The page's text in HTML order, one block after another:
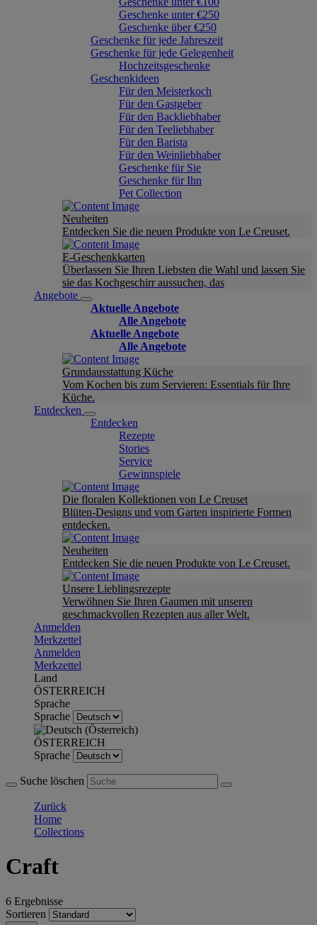
Geschenke unter €250
Geschenke über €250
Geschenke für jede Jahreszeit
Geschenke für jede Gelegenheit
Hochzeitsgeschenke
Geschenkideen
Für den Meisterkoch
Für den Gastgeber
Für den Backliebhaber
Für den Teeliebhaber
Für den Barista
Für den Weinliebhaber
Geschenke für Sie
Geschenke für Ihn
Pet Collection
Neuheiten
Entdecken Sie die neuen Produkte von Le Creuset.
E-Geschenkkarten
Überlassen Sie Ihren Liebsten die Wahl und lassen Sie
sie das Kochgeschirr aussuchen, das
Angebote
Aktuelle Angebote
Alle Angebote
Aktuelle Angebote
Alle Angebote
Grundausstattung Küche
Vom Kochen bis zum Servieren: Essentials für Ihre
Küche.
Entdecken
Entdecken
Rezepte
Stories
Service
Gewinnspiele
Die floralen Kollektionen von Le Creuset
Blüten-Designs und vom Garten inspirierte Formen
entdecken.
Neuheiten
Entdecken Sie die neuen Produkte von Le Creuset.
Unsere Lieblingsrezepte
Verwöhnen Sie Ihren Gaumen mit unseren
geschmackvollen Rezepten aus aller Welt.
Anmelden
Merkzettel
Anmelden
Merkzettel
Land
ÖSTERREICH
Sprache
Sprache
ÖSTERREICH
Sprache
Suche löschen
Zurück
Home
Collections
Craft
6 Ergebnisse
Sortieren